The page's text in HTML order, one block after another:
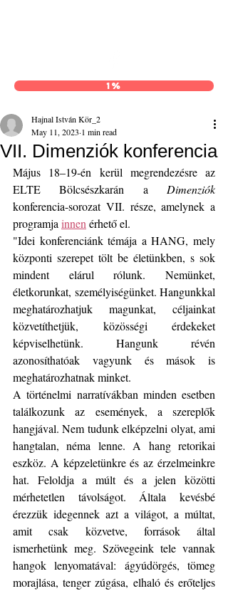
1%
VII. Dimenziók konferencia
Hajnal István Kör_2
May 11, 2023 1 min read
Május 18–19-én kerül megrendezésre az
ELTE Bölcsészkarán a Dimenziók
konferencia-sorozat VII. része, amelynek a
programja innen érhető el.
"Idei konferenciánk témája a HANG, mely
központi szerepet tölt be életünkben, s sok
mindent elárul rólunk. Nemünket,
életkorunkat, személyiségünket. Hangunkkal
meghatározhatjuk magunkat, céljainkat
közvetíthetjük, közösségi érdekeket
képviselhetünk. Hangunk révén
azonosíthatóak vagyunk és mások is
meghatározhatnak minket.
A történelmi narratívákban minden esetben
találkozunk az események, a szereplők
hangjával. Nem tudunk elképzelni olyat, ami
hangtalan, néma lenne. A hang retorikai
eszköz. A képzeletünkre és az érzelmeinkre
hat. Feloldja a múlt és a jelen közötti
mérhetetlen távolságot. Általa kevésbé
érezzük idegennek azt a világot, a múltat,
amit csak közvetve, források által
ismerhetünk meg. Szövegeink tele vannak
hangok lenyomatával: ágyúdörgés, tömeg
morajlása, tenger zúgása, elhaló és erőteljes